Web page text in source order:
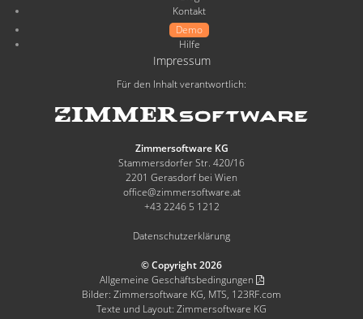
Kontakt
Demo
Hilfe
Impressum
Für den Inhalt verantwortlich:
Zimmersoftware KG
Stammersdorfer Str. 420/16
2201 Gerasdorf bei Wien
office@zimmersoftware.at
+43 2246 5 1212
Datenschutzerklärung
© Copyright 2026
Allgemeine Geschäftsbedingungen
Bilder: Zimmersoftware KG, MTS, 123RF.com
Texte und Layout: Zimmersoftware KG